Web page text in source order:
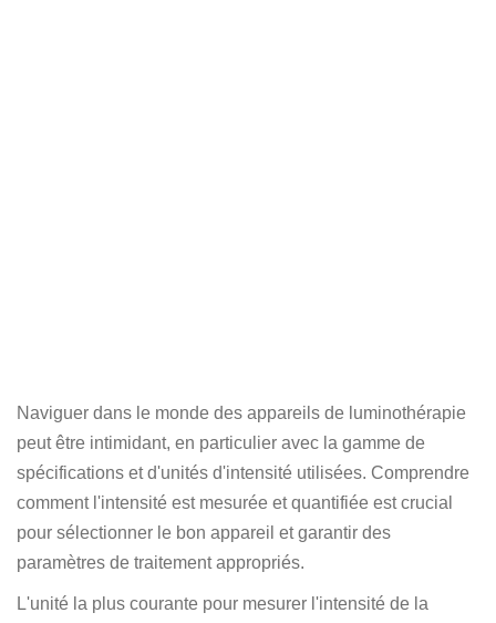
Naviguer dans le monde des appareils de luminothérapie
peut être intimidant, en particulier avec la gamme de
spécifications et d'unités d'intensité utilisées. Comprendre
comment l'intensité est mesurée et quantifiée est crucial
pour sélectionner le bon appareil et garantir des
paramètres de traitement appropriés.
L'unité la plus courante pour mesurer l'intensité de la